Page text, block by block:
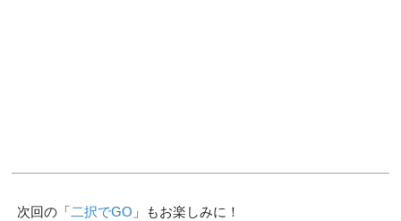
次回の「二択でGO 」もお楽しみに！